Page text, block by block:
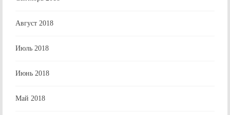
Август 2018
Июль 2018
Июнь 2018
Май 2018